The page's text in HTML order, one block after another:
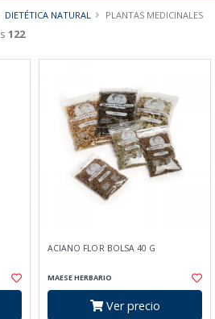
DIETÉTICA NATURAL PLANTAS MEDICINALES
122
ACIANO FLOR BOLSA 40 G
MAESE HERBARIO
Ver precio